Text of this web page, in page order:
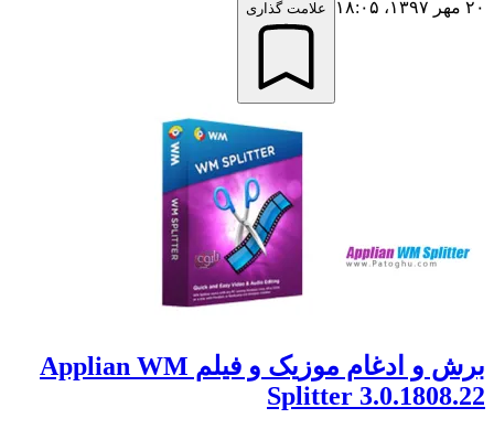
علامت گذاری
برش و ادغام موزیک و فیلم Applian WM
Splitter